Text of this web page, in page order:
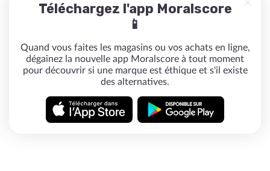
Téléchargez l'app Moralscore
📱
Quand vous faites les magasins ou vos achats en ligne,
dégainez la nouvelle app Moralscore à tout moment
pour découvrir si une marque est éthique et s'il existe
des alternatives.